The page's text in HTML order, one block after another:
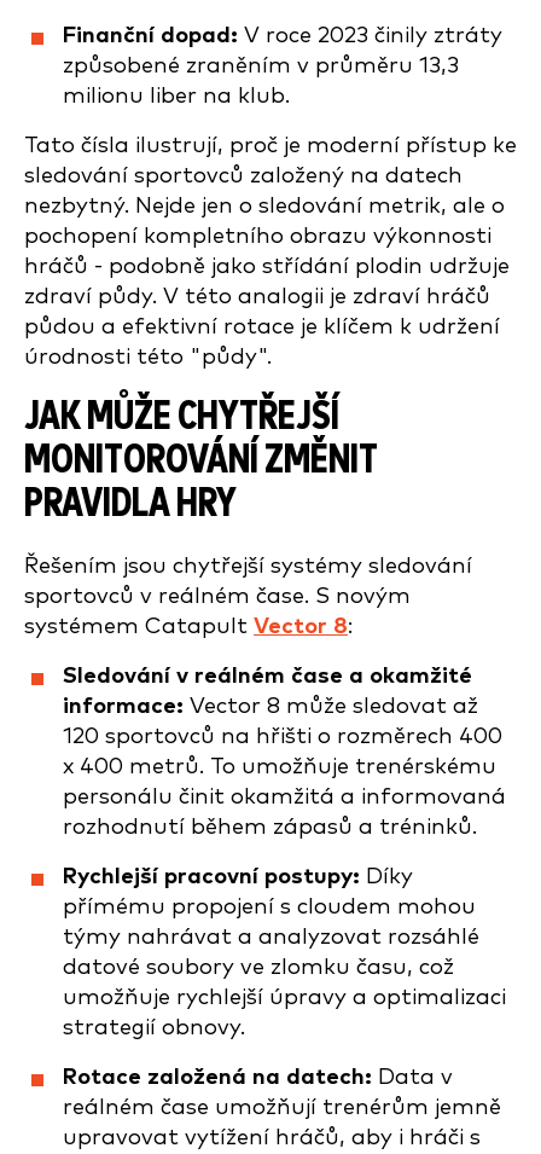
Finanční dopad: V roce 2023 činily ztráty
způsobené zraněním v průměru 13,3
milionu liber na klub.
Tato čísla ilustrují, proč je moderní přístup ke
sledování sportovců založený na datech
nezbytný. Nejde jen o sledování metrik, ale o
pochopení kompletního obrazu výkonnosti
hráčů - podobně jako střídání plodin udržuje
zdraví půdy. V této analogii je zdraví hráčů
půdou a efektivní rotace je klíčem k udržení
úrodnosti této "půdy".
JAK MŮŽE CHYTŘEJŠÍ
MONITOROVÁNÍ ZMĚNIT
PRAVIDLA HRY
Řešením jsou chytřejší systémy sledování
sportovců v reálném čase. S novým
systémem Catapult Vector 8:
Sledování v reálném čase a okamžité
informace: Vector 8 může sledovat až
120 sportovců na hřišti o rozměrech 400
x 400 metrů. To umožňuje trenérskému
personálu činit okamžitá a informovaná
rozhodnutí během zápasů a tréninků.
Rychlejší pracovní postupy: Díky
přímému propojení s cloudem mohou
týmy nahrávat a analyzovat rozsáhlé
datové soubory ve zlomku času, což
umožňuje rychlejší úpravy a optimalizaci
strategií obnovy.
Rotace založená na datech: Data v
reálném čase umožňují trenérům jemně
upravovat vytížení hráčů, aby i hráči s